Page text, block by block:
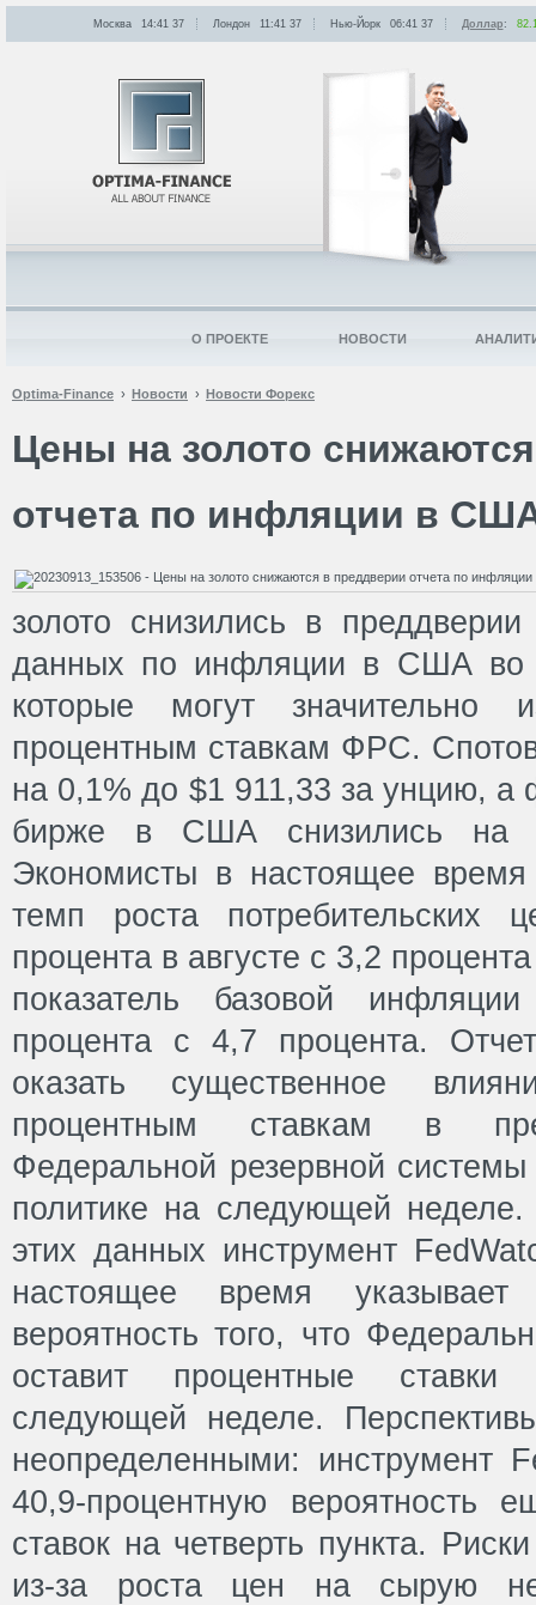
Optima-Finance Новости Новости Форекс
Цены на золото
отчета по инфляции в
золото снизились в
данных по инфляции в США во
которые могут значительно
процентным ставкам ФРС.
на 0,1% до $1 911,33 за унцию, а
бирже в США снизились на
Экономисты в настоящее время
темп роста потребительских
процента в августе с 3,2
показатель базовой
процента с 4,7 процента.
оказать существенное
процентным ставкам в
Федеральной резервной
политике на следующей
этих данных инструмент
настоящее время
вероятность того, что
оставит процентные
следующей неделе.
неопределенными: инструмент
40,9-процентную вероятность
ставок на четверть пункта.
из-за роста цен на сырую
Москва 14:41: 37 Лондон 11:41: 37 Нью-Йорк 06:41: 37 Доллар:
О ПРОЕКТЕ НОВОСТИ